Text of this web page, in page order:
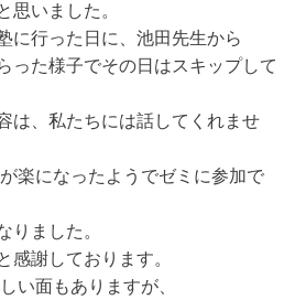
思いました。
に行った日に、池田先生から
った様子でその日はスキップして
は、私たちには話してくれませ
楽になったようでゼミに参加で
りました。
感謝しております。
い面もありますが、